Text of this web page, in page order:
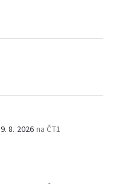
9. 8. 2026 na ČT1